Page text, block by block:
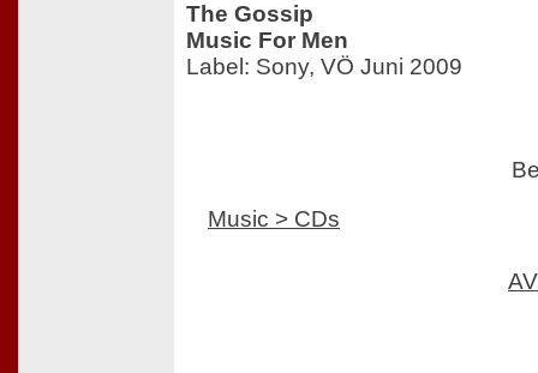
The Gossip
Music For Men
Label: Sony, VÖ Juni 2009
Music > CDs